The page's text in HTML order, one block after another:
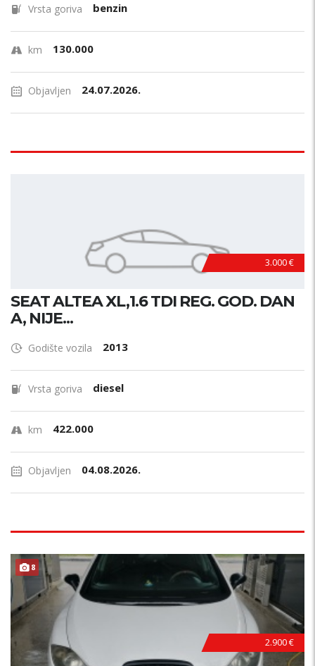
Vrsta goriva benzin
km 130.000
Objavljen 24.07.2026.
3.000 €
SEAT ALTEA XL,1.6 TDI REG. GOD. DAN
A, NIJE...
Godište vozila 2013
Vrsta goriva diesel
km 422.000
Objavljen 04.08.2026.
8
2.900 €